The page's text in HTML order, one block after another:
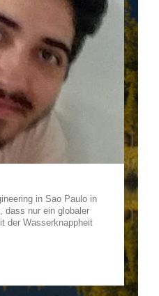
in Sao Paulo in
dass nur ein globaler
der Wasserknappheit